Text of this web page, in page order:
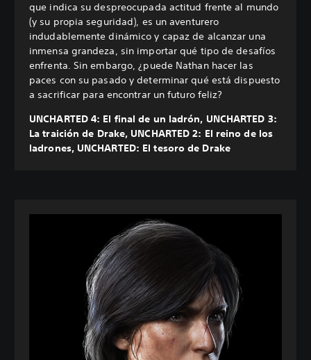
que indica su despreocupada actitud frente al mundo
(y su propia seguridad), es un aventurero
indudablemente dinámico y capaz de alcanzar una
inmensa grandeza, sin importar qué tipo de desafíos
enfrenta. Sin embargo, ¿puede Nathan hacer las
paces con su pasado y determinar qué está dispuesto
a sacrificar para encontrar un futuro feliz?
UNCHARTED 4: El final de un ladrón, UNCHARTED 3:
La traición de Drake, UNCHARTED 2: El reino de los
ladrones, UNCHARTED: El tesoro de Drake